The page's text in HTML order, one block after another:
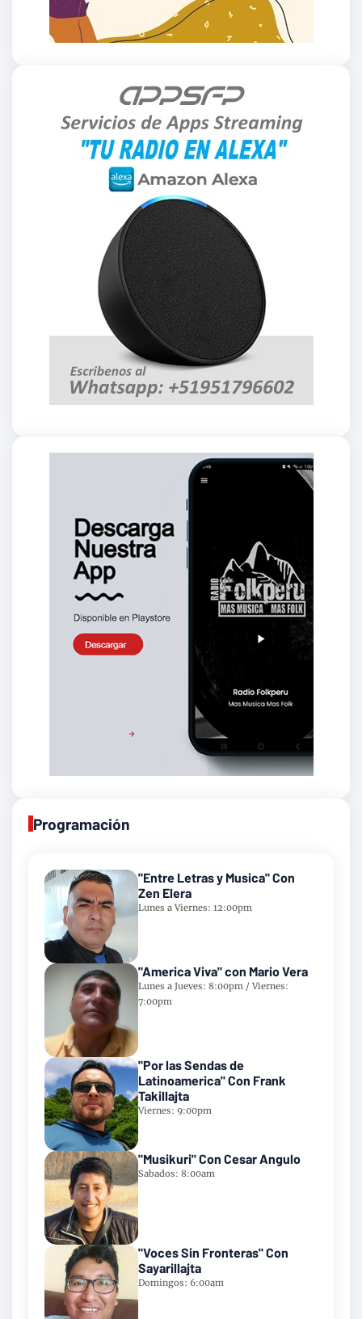
Programación
"Entre Letras y Musica" Con
Zen Elera
Lunes a Viernes: 12:00pm
"America Viva" con Mario Vera
Lunes a Jueves: 8:00pm / Viernes:
7:00pm
"Por las Sendas de
Latinoamerica" Con Frank
Takillajta
Viernes: 9:00pm
"Musikuri" Con Cesar Angulo
Sabados: 8:00am
"Voces Sin Fronteras" Con
Sayarillajta
Domingos: 6:00am